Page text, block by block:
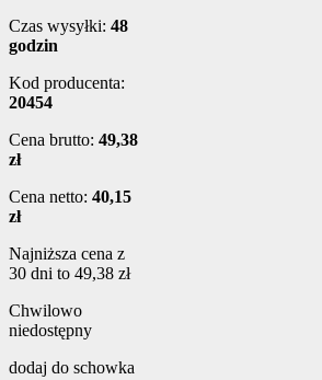
Czas wysyłki: 48
godzin
Kod producenta:
20454
Cena brutto: 49,38
zł
Cena netto: 40,15
zł
Najniższa cena z
30 dni to 49,38 zł
Chwilowo
niedostępny
dodaj do schowka